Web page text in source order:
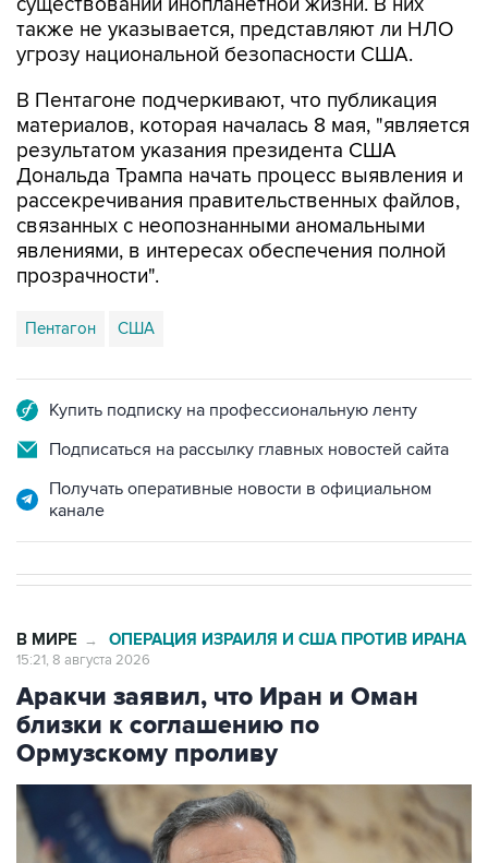
угрозу национальной безопасности США.
В Пентагоне подчеркивают, что публикация
результатом указания президента США
Дональда Трампа начать процесс выявления и
рассекречивания правительственных файлов,
связанных с неопознанными аномальными
явлениями, в интересах обеспечения полной
прозрачности".
Пентагон США
Подписаться на рассылку главных новостей сайта
Получать оперативные новости в официальном
Аракчи заявил, что Иран и Оман
близки к соглашению по
Ормузскому проливу